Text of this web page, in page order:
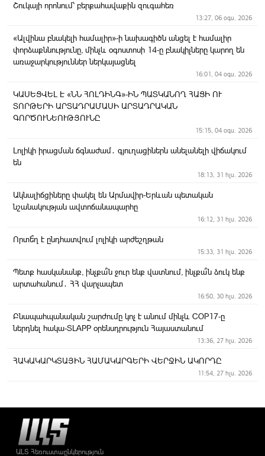
Շուկայի որոնում՝ բերքահավաքին զուգահեռ
13:27, 06 օգս. 2026
«Ալվինա բնակելի համալիր»-ի նախագիծն անցել է համալիր
փորձաքննությունը, մինչև օգոստոսի 14-ը բնակիչները կարող են
առաջարկություններ ներկայացնել
16:01, 04 օգս. 2026
ԿԱՍԵՑՎԵԼ Է «ՆՆ ՀՈԼԴԻՆԳ»-ԻՆ ՊԱՏԿԱՆՈՂ ՀԱՑԻ ՈՒ
ՏՈՐԹԵՐԻ ԱՐՏԱԴՐԱՄԱՍԻ ԱՐՏԱԴՐԱԿԱՆ
ԳՈՐԾՈՒՆԵՈՒԹՅՈՒՆԸ
15:15, 04 օգս. 2026
Լոլիկի իրացման ճգնաժամ․ գյուղացիներն անելանելի վիճակում
են
18:13, 31 հլս. 2026
Ակնալիճցիները փակել են Արմավիր-Երևան պետական
նշանակության ավտոճանապարհը
16:12, 31 հլս. 2026
Որտե՞ղ է ընդհատվում լոլիկի արժեշղթան
15:33, 31 հլս. 2026
Պետք հասկանանք, ինչքա՞ն ջուր ենք վատնում, ինչքա՞ն ձուկ ենք
արտահանում․ ՀՀ վարչապետ
16:50, 30 հլս. 2026
Բնապահպանական շարժումը կոչ է անում մինչև COP17-ը
ներդնել հակա-SLAPP օրենսդրություն Հայաստանում
13:36, 27 հլս. 2026
ՀԱԿԱԿԱՐԿՏԱՅԻՆ ՀԱՄԱԿԱՐԳԵՐԻ ՎԵՐՋԻՆ ԱԿՈՐԴԸ
11:54, 27 հլս. 2026
11:23, 27 հլս. 2026
ՀՀ ՏԿԵ նախարարը հանդիպել է ԻԻՀ ճանապարհների և
քաղաքաշինության նախարարի հետ
ԱԼՏ Հեռուստաընկերություն